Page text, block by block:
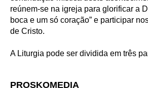
reúnem-se na igreja para glorificar a
boca e um só coração” e participar
de Cristo.
A Liturgia pode ser dividida em três
PROSKOMEDIA